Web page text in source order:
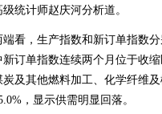
统计师赵庆河分析道。
端看，生产指数和新订单指数
新订单指数连续两个月位于收
及其他燃料加工、化学纤维
，显示供需明显回落。